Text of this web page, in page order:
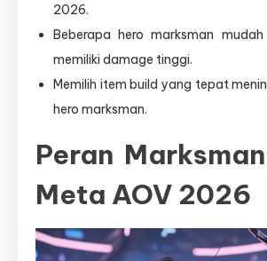
2026.
Beberapa hero marksman
memiliki damage tinggi.
Memilih item build yang tepat
hero marksman.
Peran
Meta AOV 2026